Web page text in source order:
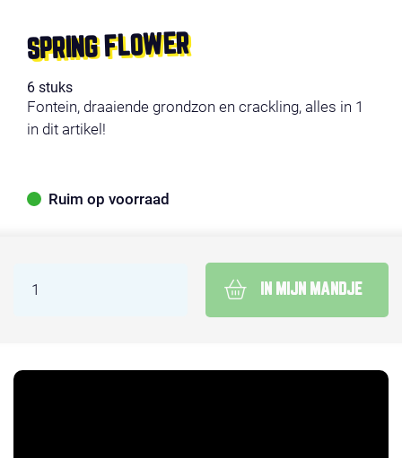
SPRING FLOWER
6 stuks
Fontein, draaiende grondzon en crackling, alles in 1
in dit artikel!
Ruim op voorraad
IN MIJN MANDJE